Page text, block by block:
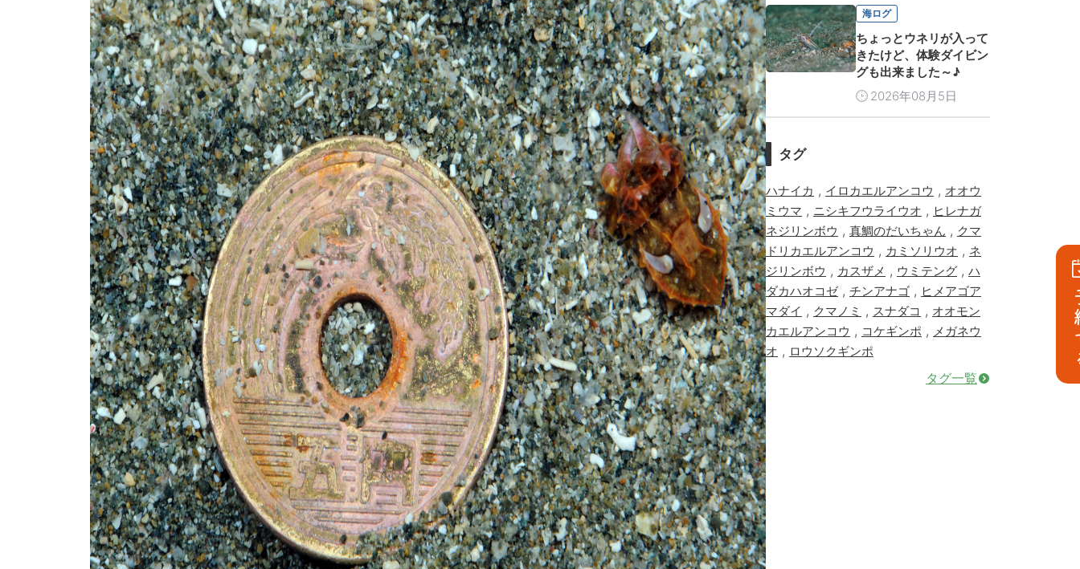
海ログ
ちょっとウネリが入って
きたけど、体験ダイビン
グも出来ました～♪
2026年08月5日
タグ
ハナイカ , イロカエルアンコウ , オオウ
ミウマ , ニシキフウライウオ , ヒレナガ
ネジリンボウ , 真鯛のだいちゃん , クマ
ドリカエルアンコウ , カミソリウオ , ネ
ジリンボウ , カスザメ , ウミテング , ハ
ダカハオコゼ, チンアナゴ , ヒメアゴア
マダイ , クマノミ , スナダコ , オオモン
カエルアンコウ , コケギンポ , メガネウ
オ , ロウソクギンポ
タグ一覧